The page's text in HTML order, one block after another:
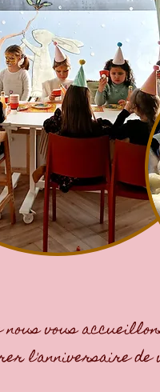
vous
l'anniversaire